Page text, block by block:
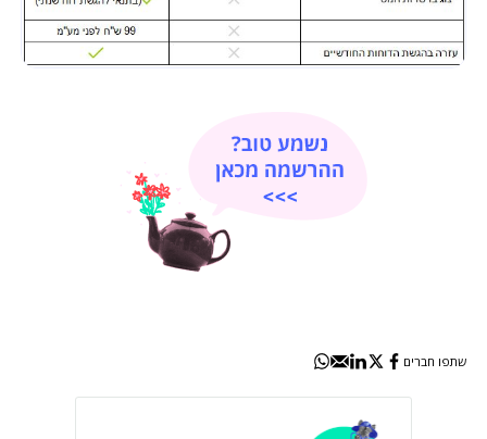
שתפו חברים